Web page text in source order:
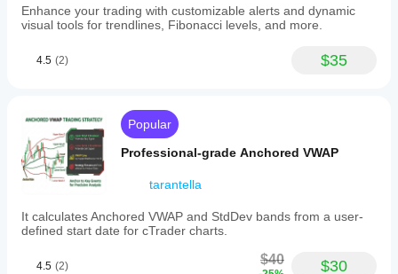
Enhance your trading with customizable alerts and dynamic
visual tools for trendlines, Fibonacci levels, and more.
4.5 (2) $35
Popular
Professional-grade Anchored VWAP
tarantella
It calculates Anchored VWAP and StdDev bands from a user-
defined start date for cTrader charts.
4.5 (2) $40 $30